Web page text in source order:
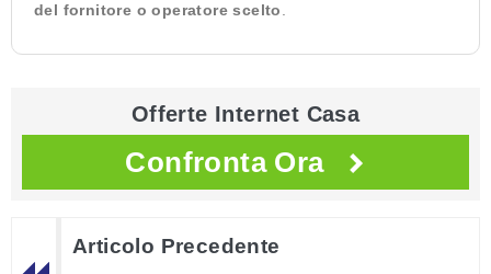
del fornitore o operatore scelto
Offerte Internet Casa
Confronta Ora
Articolo Precedente